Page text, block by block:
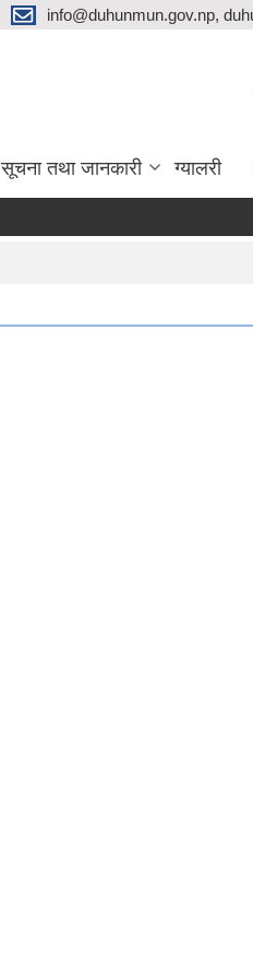
info@duhunmun.gov.np,
सूचना तथा जानकारी ग्यालरी